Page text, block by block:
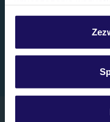
personalizować swój
Szczegółowe
Telefoniczne